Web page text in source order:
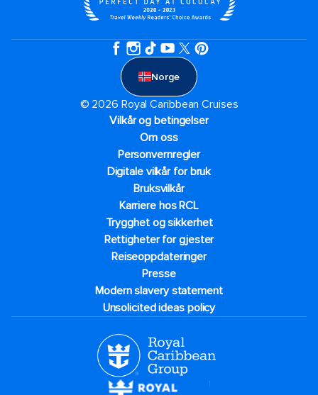
Norge
© 2026 Royal Caribbean Cruises
Vilkår og betingelser
Om oss
Personvernregler
Digitale vilkår for bruk
Bruksvilkår
Karriere hos RCL
Trygghet og sikkerhet​
Rettigheter for gjester
Reiseoppdateringer
Presse
Modern slavery statement
Unsolicited ideas policy